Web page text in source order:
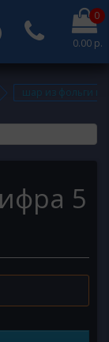
0
0.00 р.
шар из фольги
5